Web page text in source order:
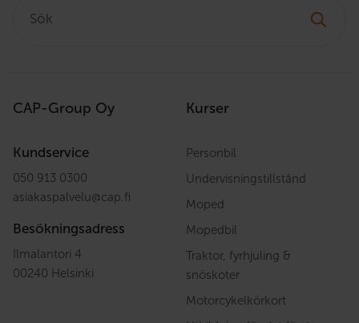
CAP-Group Oy
Kundservice
050 913 0300
asiakaspalvelu@cap.fi
Besökningsadress
Ilmalantori 4
00240 Helsinki
Kurser
Personbil
Undervisningstillstånd
Moped
Mopedbil
Traktor, fyrhjuling &
snöskoter
Motorcykelkörkort